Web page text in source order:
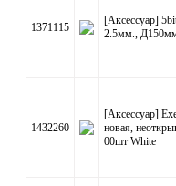
1371115
[Аксессуар]
2.5мм.,
1432260
[Аксессуар]
новая,
00шт White